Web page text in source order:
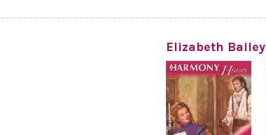
Elizabeth Bailey